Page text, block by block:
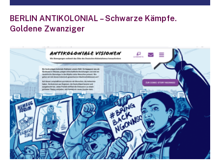
BERLIN ANTIKOLONIAL – Schwarze Kämpfe.
Goldene Zwanziger